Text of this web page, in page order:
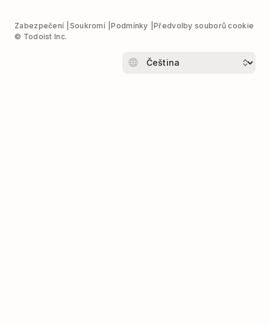
Zabezpečení Soukromí Podmínky
Předvolby souborů cookie
© Todoist Inc.